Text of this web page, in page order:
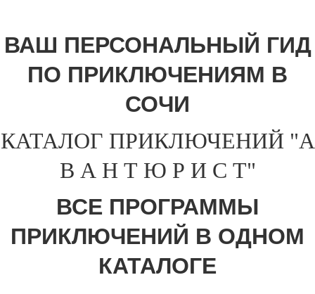
ВАШ ПЕРСОНАЛЬНЫЙ ГИД
ПО ПРИКЛЮЧЕНИЯМ В
СОЧИ
КАТАЛОГ ПРИКЛЮЧЕНИЙ "А
В А Н Т Ю Р И С Т"
ВСЕ ПРОГРАММЫ
ПРИКЛЮЧЕНИЙ В ОДНОМ
КАТАЛОГЕ